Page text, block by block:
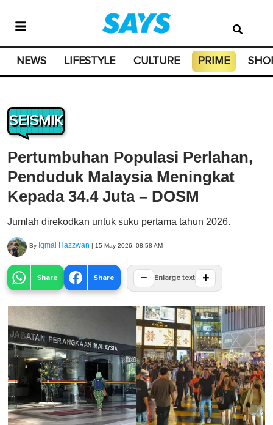
NEWS LIFESTYLE CULTURE PRIME
SEISMIK
Pertumbuhan Populasi Perlahan,
Penduduk Malaysia Meningkat
Kepada 34.4 Juta – DOSM
Jumlah direkodkan untuk suku pertama tahun 2026.
By Iqmal Hazzwan | 15 May 2026, 08:58 AM
Share Share − Enlarge text +